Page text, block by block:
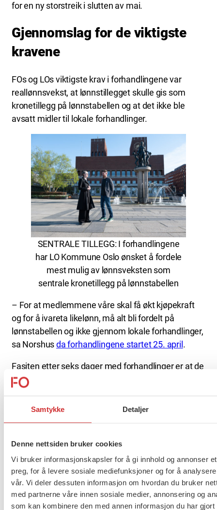
Samtykke Detaljer
Denne nettsiden bruker cookies
Vi bruker informasjonskapsler for å gi innhold og annonser
preg, for å levere sosiale mediefunksjoner og for å
vår. Vi deler dessuten informasjon om hvordan du bruker
med partnerne våre innen sosiale medier, annonsering og
som kan kombinere den med annen informasjon du har gjort
for en ny storstreik i slutten av mai.
Gjennomslag for de viktigste
kravene
FOs og LOs viktigste krav i forhandlingene var
reallønnsvekst, at lønnstillegget skulle gis som
kronetillegg på lønnstabellen og at det ikke ble
avsatt midler til lokale forhandlinger.
SENTRALE TILLEGG: I forhandlingene
har LO Kommune Oslo ønsket å fordele
mest mulig av lønnsveksten som
sentrale kronetillegg på lønnstabellen
– For at medlemmene våre skal få økt kjøpekraft
og for å ivareta likelønn, må alt bli fordelt på
lønnstabellen og ikke gjennom lokale forhandlinger,
sa Norshusda forhandlingene startet 25. april .
Fasiten etter seks dager med forhandlinger er at de
viktigste kravene er innfridd.
Her er den nye lønna for Oslo-
ansatte
Godt over den anslåtte prisstigningen på 2,7
prosent på varer og tjenester i 2025. Det bidrar til at
alle skal få økt kjøpekraft.